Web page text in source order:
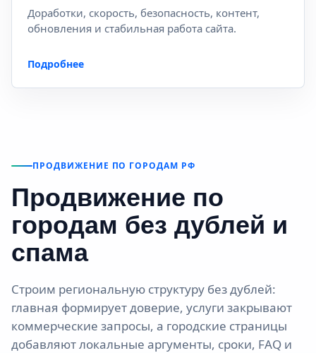
Доработки, скорость, безопасность, контент,
обновления и стабильная работа сайта.
Подробнее
ПРОДВИЖЕНИЕ ПО ГОРОДАМ РФ
Продвижение по
городам без дублей и
спама
Строим региональную структуру без дублей:
главная формирует доверие, услуги закрывают
коммерческие запросы, а городские страницы
добавляют локальные аргументы, сроки, FAQ и